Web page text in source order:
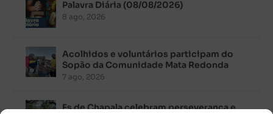
Palavra Diária (08/08/2026)
8 ago, 2026
Acolhidos e voluntários participam do
Sopão da Comunidade Mata Redonda
7 ago, 2026
Es de Chapala celebram perseverança e